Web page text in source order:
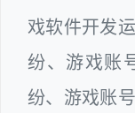
戏软件开发
纷、游戏账
纷、游戏账